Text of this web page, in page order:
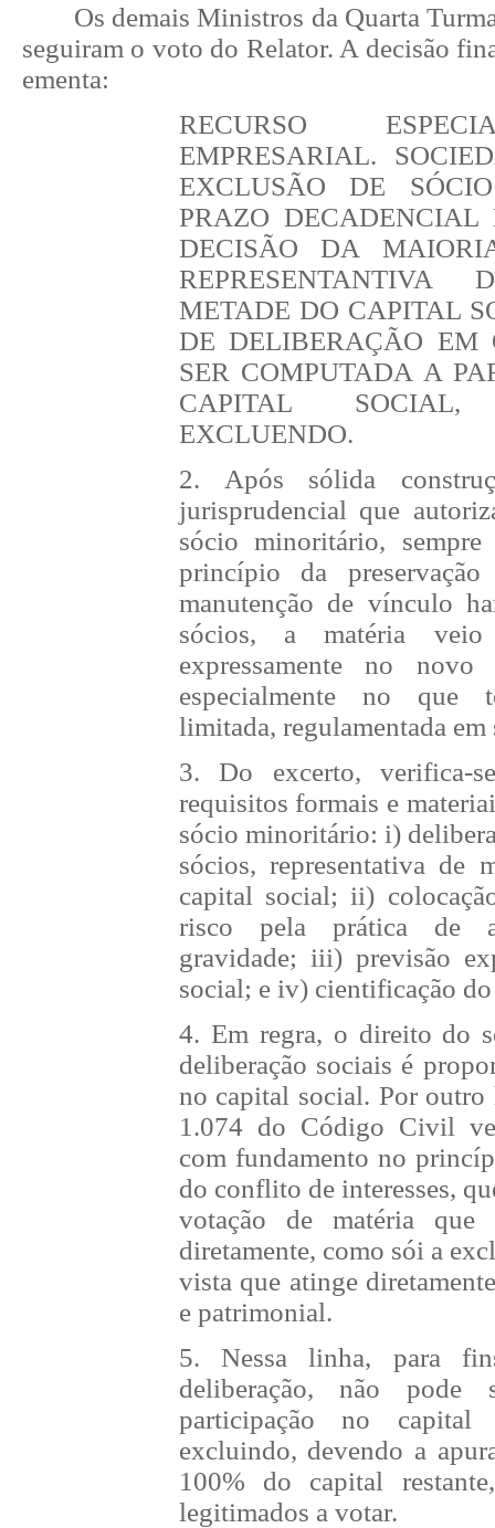
Os demais Ministros da Quarta
seguiram o voto do Relator. A decisão
ementa:
RECURSO
EMPRESARIAL.
EXCLUSÃO DE
PRAZO DECADENCIAL
DECISÃO DA
METADE DO CAPITAL
DE DELIBERAÇÃO EM
SER COMPUTADA A
CAPITAL
EXCLUENDO.
2. Após sólida
jurisprudencial que
sócio minoritário,
princípio da
manutenção de vínculo
sócios, a matéria
expressamente no
especialmente no que
limitada, regulamentada em
3. Do excerto, verifica-
requisitos formais e
sócio minoritário: i)
sócios, representativa de
capital social; ii)
risco pela prática de
gravidade; iii) previsão
social; e iv) cientificação
4. Em regra, o direito do
deliberação sociais é
no capital social. Por outro
1.074 do Código Civil
com fundamento no
do conflito de interesses,
votação de matéria que
diretamente, como sói a
vista que atinge
e patrimonial.
5. Nessa linha, para
deliberação, não pode
participação no
excluindo, devendo a
100% do capital
legitimados a votar.